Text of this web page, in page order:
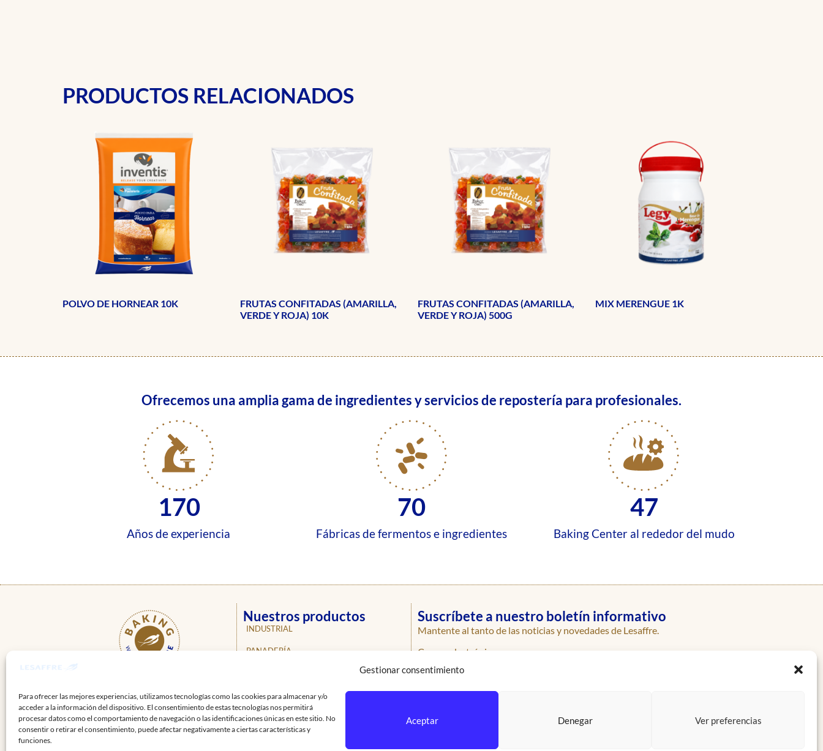
Gestionar consentimiento
Para ofrecer las mejores experiencias, utilizamos tecnologías como las cookies para almacenar y/o
acceder a la información del dispositivo. El consentimiento de estas tecnologías nos permitirá
procesar datos como el comportamiento de navegación o las identificaciones únicas en este sitio. No
consentir o retirar el consentimiento, puede afectar negativamente a ciertas características y
funciones.
Aceptar Denegar Ver preferencias
PRODUCTOS RELACIONADOS
POLVO DE HORNEAR 10K
FRUTAS CONFITADAS (AMARILLA,
VERDE Y ROJA) 10K
FRUTAS CONFITADAS (AMARILLA,
VERDE Y ROJA) 500G
MIX MERENGUE 1K
Ofrecemos una amplia gama de ingredientes y servicios de repostería para profesionales.
Años de experiencia
170
Fábricas de fermentos e ingredientes
70
Baking Center al rededor del mudo
47
Nuestros productos
INDUSTRIAL
PANADERÍA
NOSOTROS
NOTICIAS
Suscríbete a nuestro boletín informativo
Mantente al tanto de las noticias y novedades de Lesaffre.
Correo electrónico